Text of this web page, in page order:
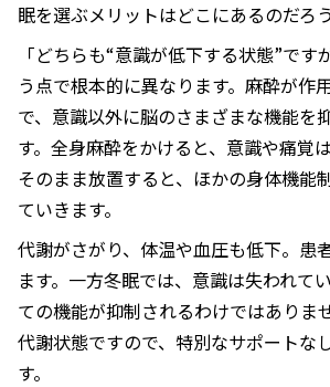
眠を選ぶメリットはどこにあるのだろう
「どちらも“意識が低下する状態”です
う点で根本的に異なります。麻酔が作
で、意識以外に脳のさまざまな機能を
す。全身麻酔をかけると、意識や痛覚
そのまま放置すると、ほかの身体機能
ていきます。
代謝がさがり、体温や血圧も低下。患
ます。一方冬眠では、意識は失われて
ての機能が抑制されるわけではありま
代謝状態ですので、特別なサポートな
す。